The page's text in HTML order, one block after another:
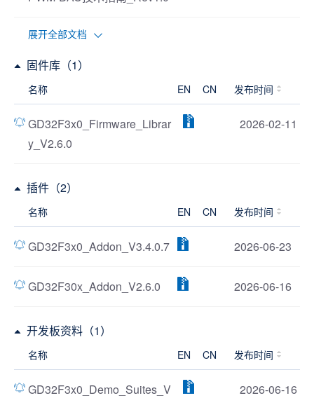
展开全部文档
固件库（1）
名称 EN CN 发布时间
GD32F3x0_Firmware_Librar
y_V2.6.0
2026-02-11
插件（2）
名称 EN CN 发布时间
GD32F3x0_Addon_V3.4.0.7 2026-06-23
GD32F30x_Addon_V2.6.0 2026-06-16
开发板资料（1）
名称 EN CN 发布时间
GD32F3x0_Demo_Suites_V
2026-06-16